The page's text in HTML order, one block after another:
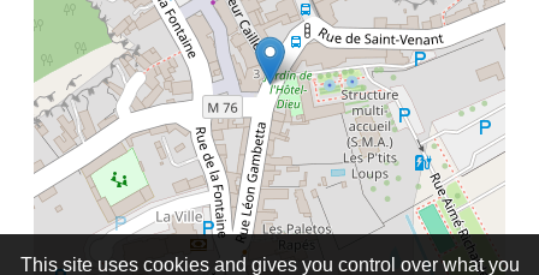
This site uses cookies and gives you control over what you